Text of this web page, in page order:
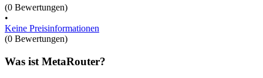
(0 Bewertungen)
•
Keine Preisinformationen
(0 Bewertungen)
Was ist MetaRouter?